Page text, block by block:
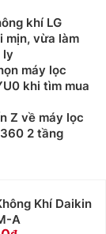
khí LG
mịn, vừa làm
ly
máy lọc
khi tìm mua
Z về máy lọc
2 tầng
Khí Daikin
A